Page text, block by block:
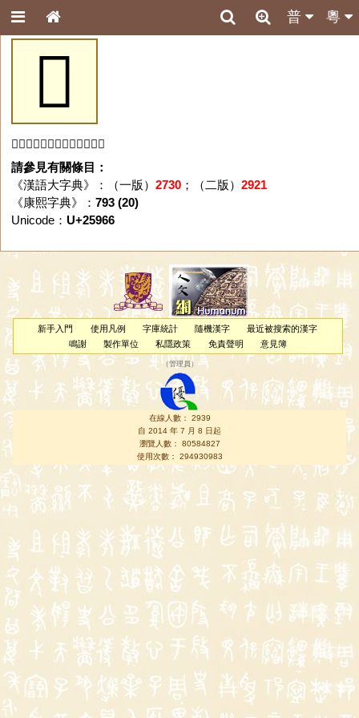
粵
普
𥥦
「𥥦」字未收錄於本資料庫。
請參見有關條目：
《漢語大字典》：（一版） 2730；（二版） 2921
《康熙字典》： 793 (20)
Unicode： U+25966
新手入門 使用凡例 字庫統計 隨機漢字
最近被搜索的漢字
鳴謝
製作單位 私隱政策 免責聲明 意見簿
（管理員 ）
在線人數： 2939
自 2014 年 7 月 8 日起
瀏覽人數： 80584827
使用次數： 294930983